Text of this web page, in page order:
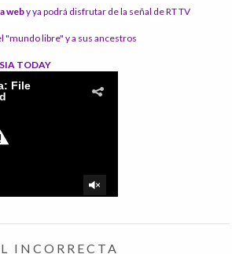
weby ya podrá disfrutar de la señal de RT TV
"mundo libre" y a sus ancestros
TODAY
INCORRECTA